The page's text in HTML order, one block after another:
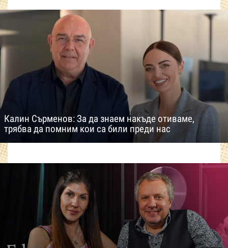
Калин Сърменов: За да знаем накъде отиваме,
трябва да помним кои са били преди нас